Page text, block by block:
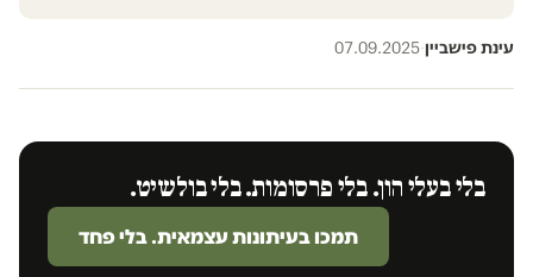
עינת פישביין·
07.09.2025
בלי בעלי הון. בלי פרסומות. בלי בולשיט.
תמכו בעיתונות עצמאית. בלי פחד